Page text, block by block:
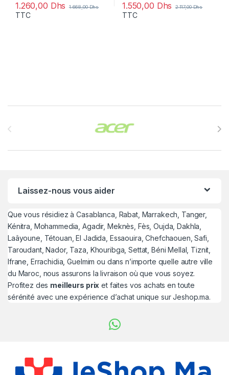
1.260,00 Dhs 1.668,00Dhs
TTC
1.550,00 Dhs 2.117,00Dhs
TTC
Laissez-nous vous aider
Que vous résidiez à Casablanca, Rabat, Marrakech, Tanger,
Kénitra, Mohammedia, Agadir, Meknès, Fès, Oujda, Dakhla,
Laâyoune, Tétouan, El Jadida, Essaouira, Chefchaouen, Safi,
Taroudant, Nador, Taza, Khouribga, Settat, Béni Mellal, Tiznit,
Ifrane, Errachidia, Guelmim ou dans n’importe quelle autre ville
du Maroc, nous assurons la livraison où que vous soyez.
Profitez des meilleurs prix et faites vos achats en toute
sérénité avec une expérience d’achat unique sur Jeshop.ma.